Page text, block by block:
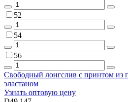
52
54
56
Свободный лонгслив с принтом из
эластаном
Узнать оптовую цену